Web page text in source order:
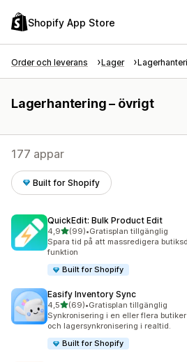
Shopify App Store
Order och leverans Lager
Lagerhantering – övrigt
177 appar
Built for Shopify
QuickEdit: Bulk Product Edit
4,9av 5 stjärnor
(99)
99 recensioner totalt
•Gratisplan tillgänglig
Spara tid på att massredigera
funktion
Built for Shopify
Easify Inventory Sync
4,5av 5 stjärnor
(69)
69 recensioner totalt
•Gratisplan tillgänglig
Synkronisering i en eller flera
och lagersynkronisering i realtid.
Built for Shopify